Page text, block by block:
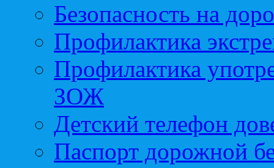
Безопасность на
Профилактика
Профилактика
ЗОЖ
Детский телефон
Паспорт дорожной